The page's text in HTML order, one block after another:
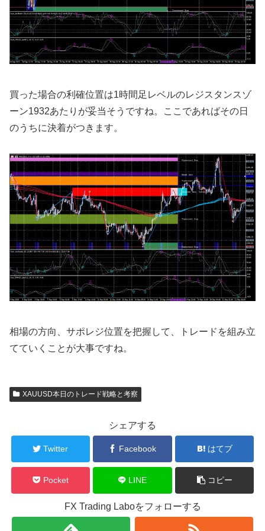
買った場合の利確位置は1時間足レベルのレジスタンスゾ
ーン1932あたりが妥当そうですね。ここであればその日
のうちに決着がつきます。
相場の方向、サポレジ位置を把握して、トレードを組み立
てていくことが大事ですね。
XAUUSD本日のトレード戦略と考察
シェアする
Twitter Facebook はてブ
Pocket LINE コピー
FX Trading Laboをフォローする